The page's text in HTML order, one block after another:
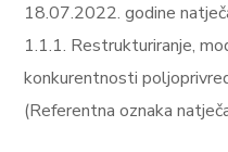
18.07.2022. godine
1.1.1. Restrukturiranje,
konkurentnosti
(Referentna oznaka